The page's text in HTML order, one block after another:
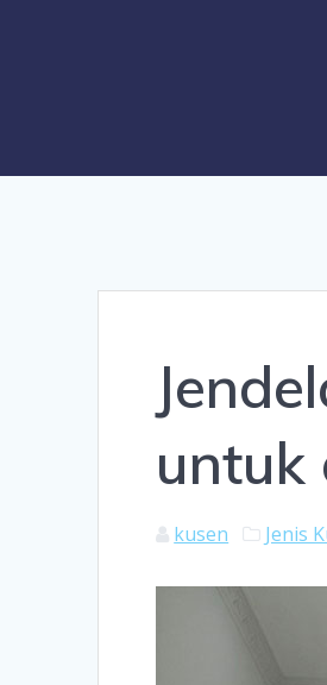
untuk
kusen Jenis